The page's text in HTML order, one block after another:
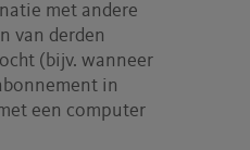
met andere
van derden
(bijv. wanneer
in
een computer